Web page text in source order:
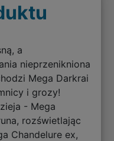
a
nieprzenikniona
Mega Darkrai
i grozy!
- Mega
rozświetlając
Chandelure ex,